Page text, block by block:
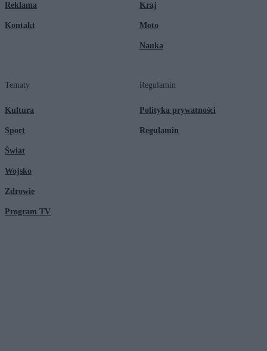
Reklama
Kontakt
Kraj
Moto
Nauka
Tematy
Kultura
Sport
Świat
Wojsko
Zdrowie
Program TV
Regulamin
Polityka prywatności
Regulamin